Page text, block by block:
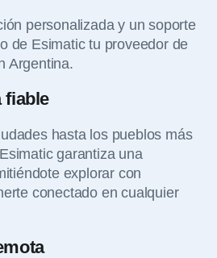
personalizada y un soporte
de Esimatic tu proveedor de
Argentina.
fiable
hasta los pueblos más
garantiza una
explorar con
conectado en cualquier